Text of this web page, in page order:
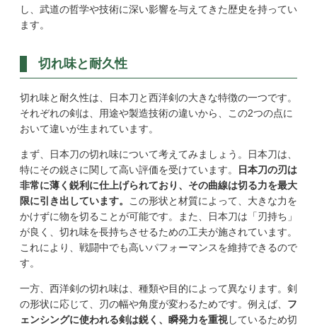
し、武道の哲学や技術に深い影響を与えてきた歴史を持ってい
ます。
切れ味と耐久性
切れ味と耐久性は、日本刀と西洋剣の大きな特徴の一つです。
それぞれの剣は、用途や製造技術の違いから、この2つの点に
おいて違いが生まれています。
まず、日本刀の切れ味について考えてみましょう。日本刀は、
特にその鋭さに関して高い評価を受けています。
日本刀の刃は
非常に薄く鋭利に仕上げられており、その曲線は切る力を最大
限に引き出しています。
この形状と材質によって、大きな力を
かけずに物を切ることが可能です。また、日本刀は「刃持ち」
が良く、切れ味を長持ちさせるための工夫が施されています。
これにより、戦闘中でも高いパフォーマンスを維持できるので
す。
一方、西洋剣の切れ味は、種類や目的によって異なります。剣
の形状に応じて、刃の幅や角度が変わるためです。例えば、 フ
ェンシングに使われる剣は鋭く、瞬発力を重視しているため切